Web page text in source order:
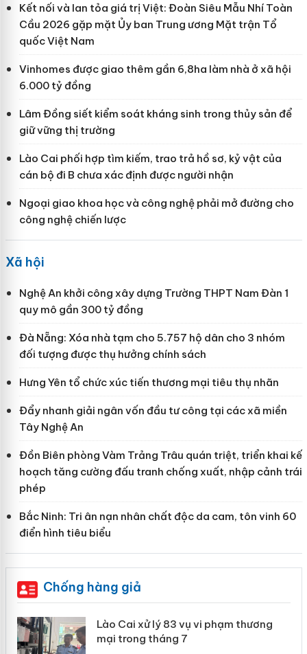
Kết nối và lan tỏa giá trị Việt: Đoàn Siêu Mẫu Nhí Toàn
Cầu 2026 gặp mặt Ủy ban Trung ương Mặt trận Tổ
quốc Việt Nam
Vinhomes được giao thêm gần 6,8ha làm nhà ở xã hội
6.000 tỷ đồng
Lâm Đồng siết kiểm soát kháng sinh trong thủy sản để
giữ vững thị trường
Lào Cai phối hợp tìm kiếm, trao trả hồ sơ, kỷ vật của
cán bộ đi B chưa xác định được người nhận
Ngoại giao khoa học và công nghệ phải mở đường cho
công nghệ chiến lược
Xã hội
Nghệ An khởi công xây dựng Trường THPT Nam Đàn 1
quy mô gần 300 tỷ đồng
Đà Nẵng: Xóa nhà tạm cho 5.757 hộ dân cho 3 nhóm
đối tượng được thụ hưởng chính sách
Hưng Yên tổ chức xúc tiến thương mại tiêu thụ nhãn
Đẩy nhanh giải ngân vốn đầu tư công tại các xã miền
Tây Nghệ An
Đồn Biên phòng Vàm Trảng Trâu quán triệt, triển khai kế
hoạch tăng cường đấu tranh chống xuất, nhập cảnh trái
phép
Bắc Ninh: Tri ân nạn nhân chất độc da cam, tôn vinh 60
điển hình tiêu biểu
Chống hàng giả
Lào Cai xử lý 83 vụ vi phạm thương
mại trong tháng 7